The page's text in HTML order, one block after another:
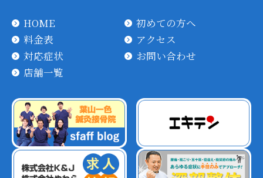
HOME
初めての方へ
料金表
アクセス
対応症状
お問い合わせ
店舗一覧